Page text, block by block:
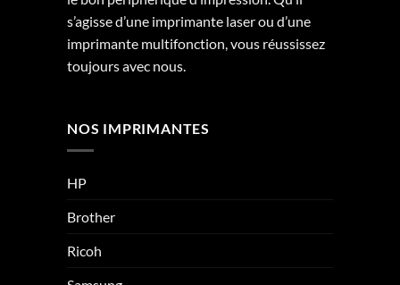
s’agisse d’une imprimante laser ou d’une
imprimante multifonction, vous réussissez
toujours avec nous.
NOS IMPRIMANTES
HP
Brother
Ricoh